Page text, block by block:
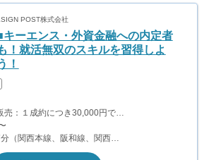
POST株式会社
キーエンス・外資金融への内定者
！就活無双のスキルを習得しよ
！
【成果報酬】 訪問販売：１成約につき30,000円です。 例えば、光インターネットの成約であれば、平均的に2.5日で1件の契約が見込めます。（12,000円/1日6時間稼働） ＜月収例＞月に100万以上稼ぐ方もいます！ ・月5件成約：150,000円 ・月15件成約：450,000円 ・月30成約：900,000円➕マネジメントインセンティブ300,000円 合計1,200,000円 時給換算で2,000円程度が、平均的なインターン生の報酬となっています。
JR難波駅から徒歩7分（関西本線、阪和線、関西空港線） 大阪難波駅から徒歩13分（近鉄奈良線、阪神なんば線） 桜川駅から徒歩4分（大阪メトロ千日前線、阪神なんば線）